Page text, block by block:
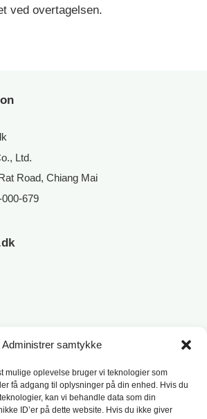
Administrer samtykke
mulige oplevelse bruger vi teknologier som
få adgang til oplysninger på din enhed. Hvis du
kan vi behandle data som din
ID’er på dette website. Hvis du ikke giver
ved overtagelsen.
Ltd.
Road, Chiang Mai
679